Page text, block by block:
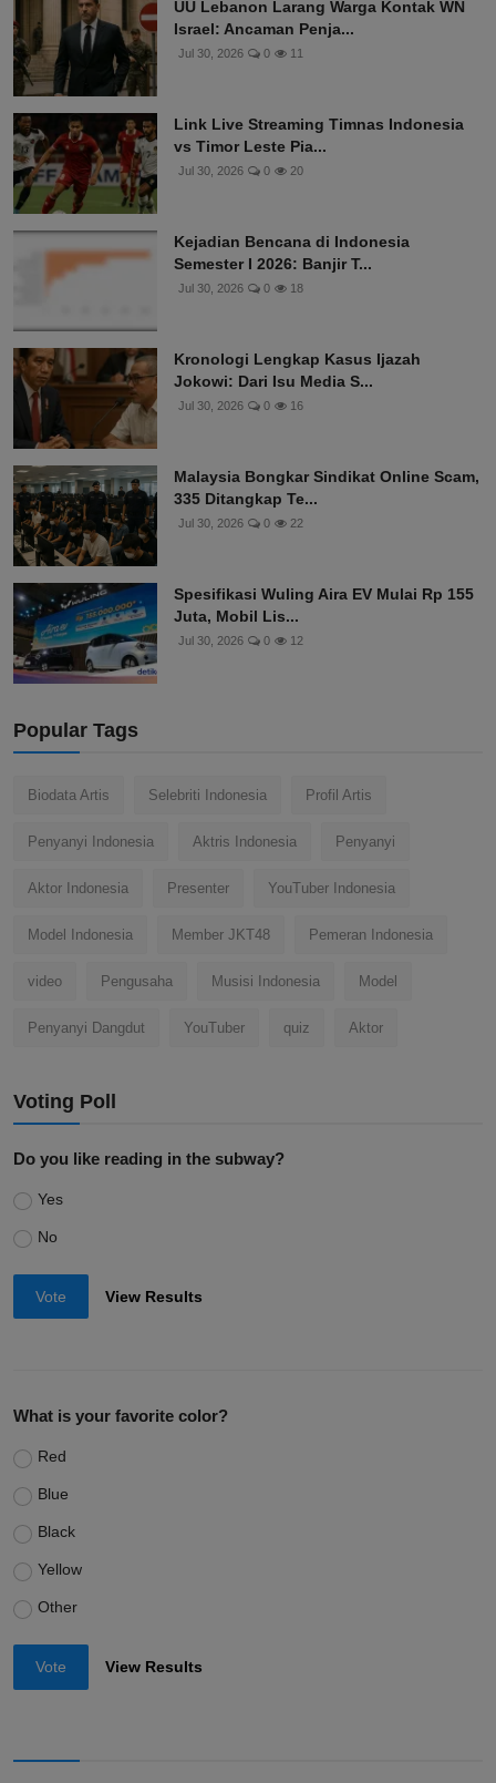
UU Lebanon Larang Warga Kontak WN
Israel: Ancaman Penja...
Jul 30, 2026 0 11
Link Live Streaming Timnas Indonesia
vs Timor Leste Pia...
Jul 30, 2026 0 20
Kejadian Bencana di Indonesia
Semester I 2026: Banjir T...
Jul 30, 2026 0 18
Kronologi Lengkap Kasus Ijazah
Jokowi: Dari Isu Media S...
Jul 30, 2026 0 16
Malaysia Bongkar Sindikat Online Scam,
335 Ditangkap Te...
Jul 30, 2026 0 22
Spesifikasi Wuling Aira EV Mulai Rp 155
Juta, Mobil Lis...
Jul 30, 2026 0 12
Popular Tags
Biodata Artis Selebriti Indonesia Profil Artis
Penyanyi Indonesia Aktris Indonesia Penyanyi
Aktor Indonesia Presenter YouTuber Indonesia
Model Indonesia Member JKT48 Pemeran Indonesia
video Pengusaha Musisi Indonesia Model
Penyanyi Dangdut YouTuber quiz Aktor
Voting Poll
Do you like reading in the subway?
Yes
No
Vote View Results
What is your favorite color?
Red
Blue
Black
Yellow
Other
Vote View Results